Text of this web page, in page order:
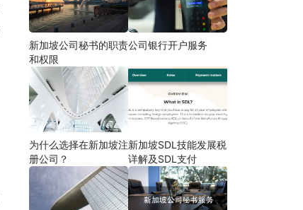
新加坡公司秘书的职责
和权限
公司银行开户服务
为什么选择在新加坡注
册公司？
新加坡SDL技能发展税
详解及SDL支付